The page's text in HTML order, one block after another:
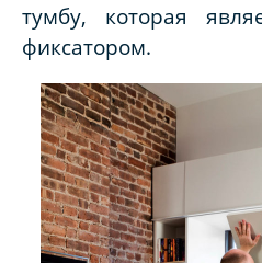
тумбу, которая
фиксатором.